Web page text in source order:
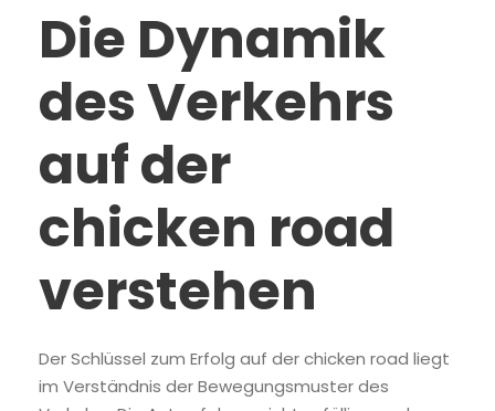
Die Dynamik
des Verkehrs
auf der
chicken road
verstehen
Der Schlüssel zum Erfolg auf der chicken road liegt
im Verständnis der Bewegungsmuster des